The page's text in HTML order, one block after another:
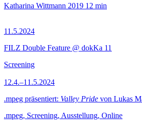
Katharina Wittmann 2019 12 min
11.5.2024
FILZ Double Feature @ dokKa 11
Screening
12.4.–11.5.2024
.mpeg präsentiert: Valley Pride von Lukas
.mpeg, Screening, Ausstellung, Online